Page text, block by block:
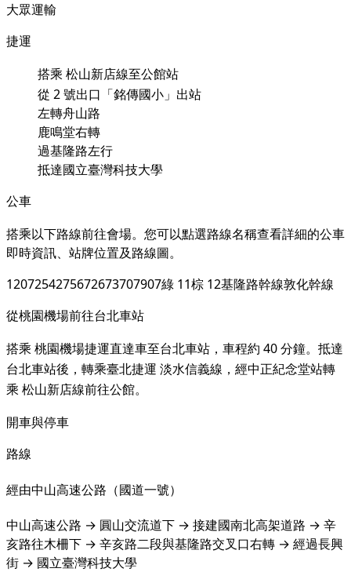
大眾運輸
捷運
搭乘 松山新店線至公館站
從 2 號出口「銘傳國小」出站
左轉舟山路
鹿鳴堂右轉
過基隆路左行
抵達國立臺灣科技大學
公車
搭乘以下路線前往會場。您可以點選路線名稱查看詳細的公車
即時資訊、站牌位置及路線圖。
1207254275672673707907綠 11棕 12基隆路幹線敦化幹線
從桃園機場前往台北車站
搭乘 桃園機場捷運直達車至台北車站，車程約 40 分鐘。抵達
台北車站後，轉乘臺北捷運 淡水信義線，經中正紀念堂站轉
乘 松山新店線前往公館。
開車與停車
路線
經由中山高速公路（國道一號）
中山高速公路 → 圓山交流道下 → 接建國南北高架道路 → 辛
亥路往木柵下 → 辛亥路二段與基隆路交叉口右轉 → 經過長興
街 → 國立臺灣科技大學